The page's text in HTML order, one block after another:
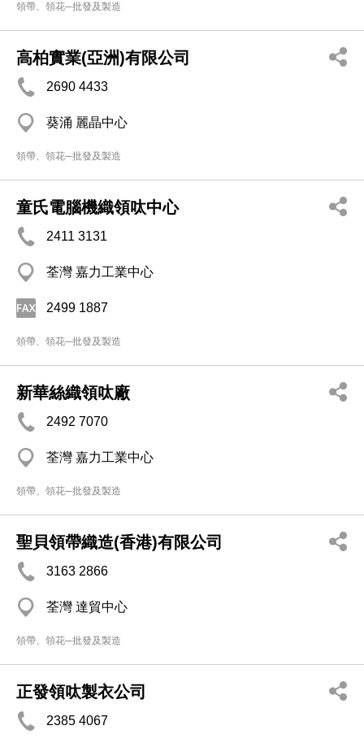
領帶、領花─批發及製造
高柏實業(亞洲)有限公司
2690 4433
葵涌 麗晶中心
領帶、領花─批發及製造
童氏電腦機織領呔中心
2411 3131
荃灣 嘉力工業中心
2499 1887
領帶、領花─批發及製造
新華絲織領呔廠
2492 7070
荃灣 嘉力工業中心
領帶、領花─批發及製造
聖貝領帶織造(香港)有限公司
3163 2866
荃灣 達貿中心
領帶、領花─批發及製造
正發領呔製衣公司
2385 4067